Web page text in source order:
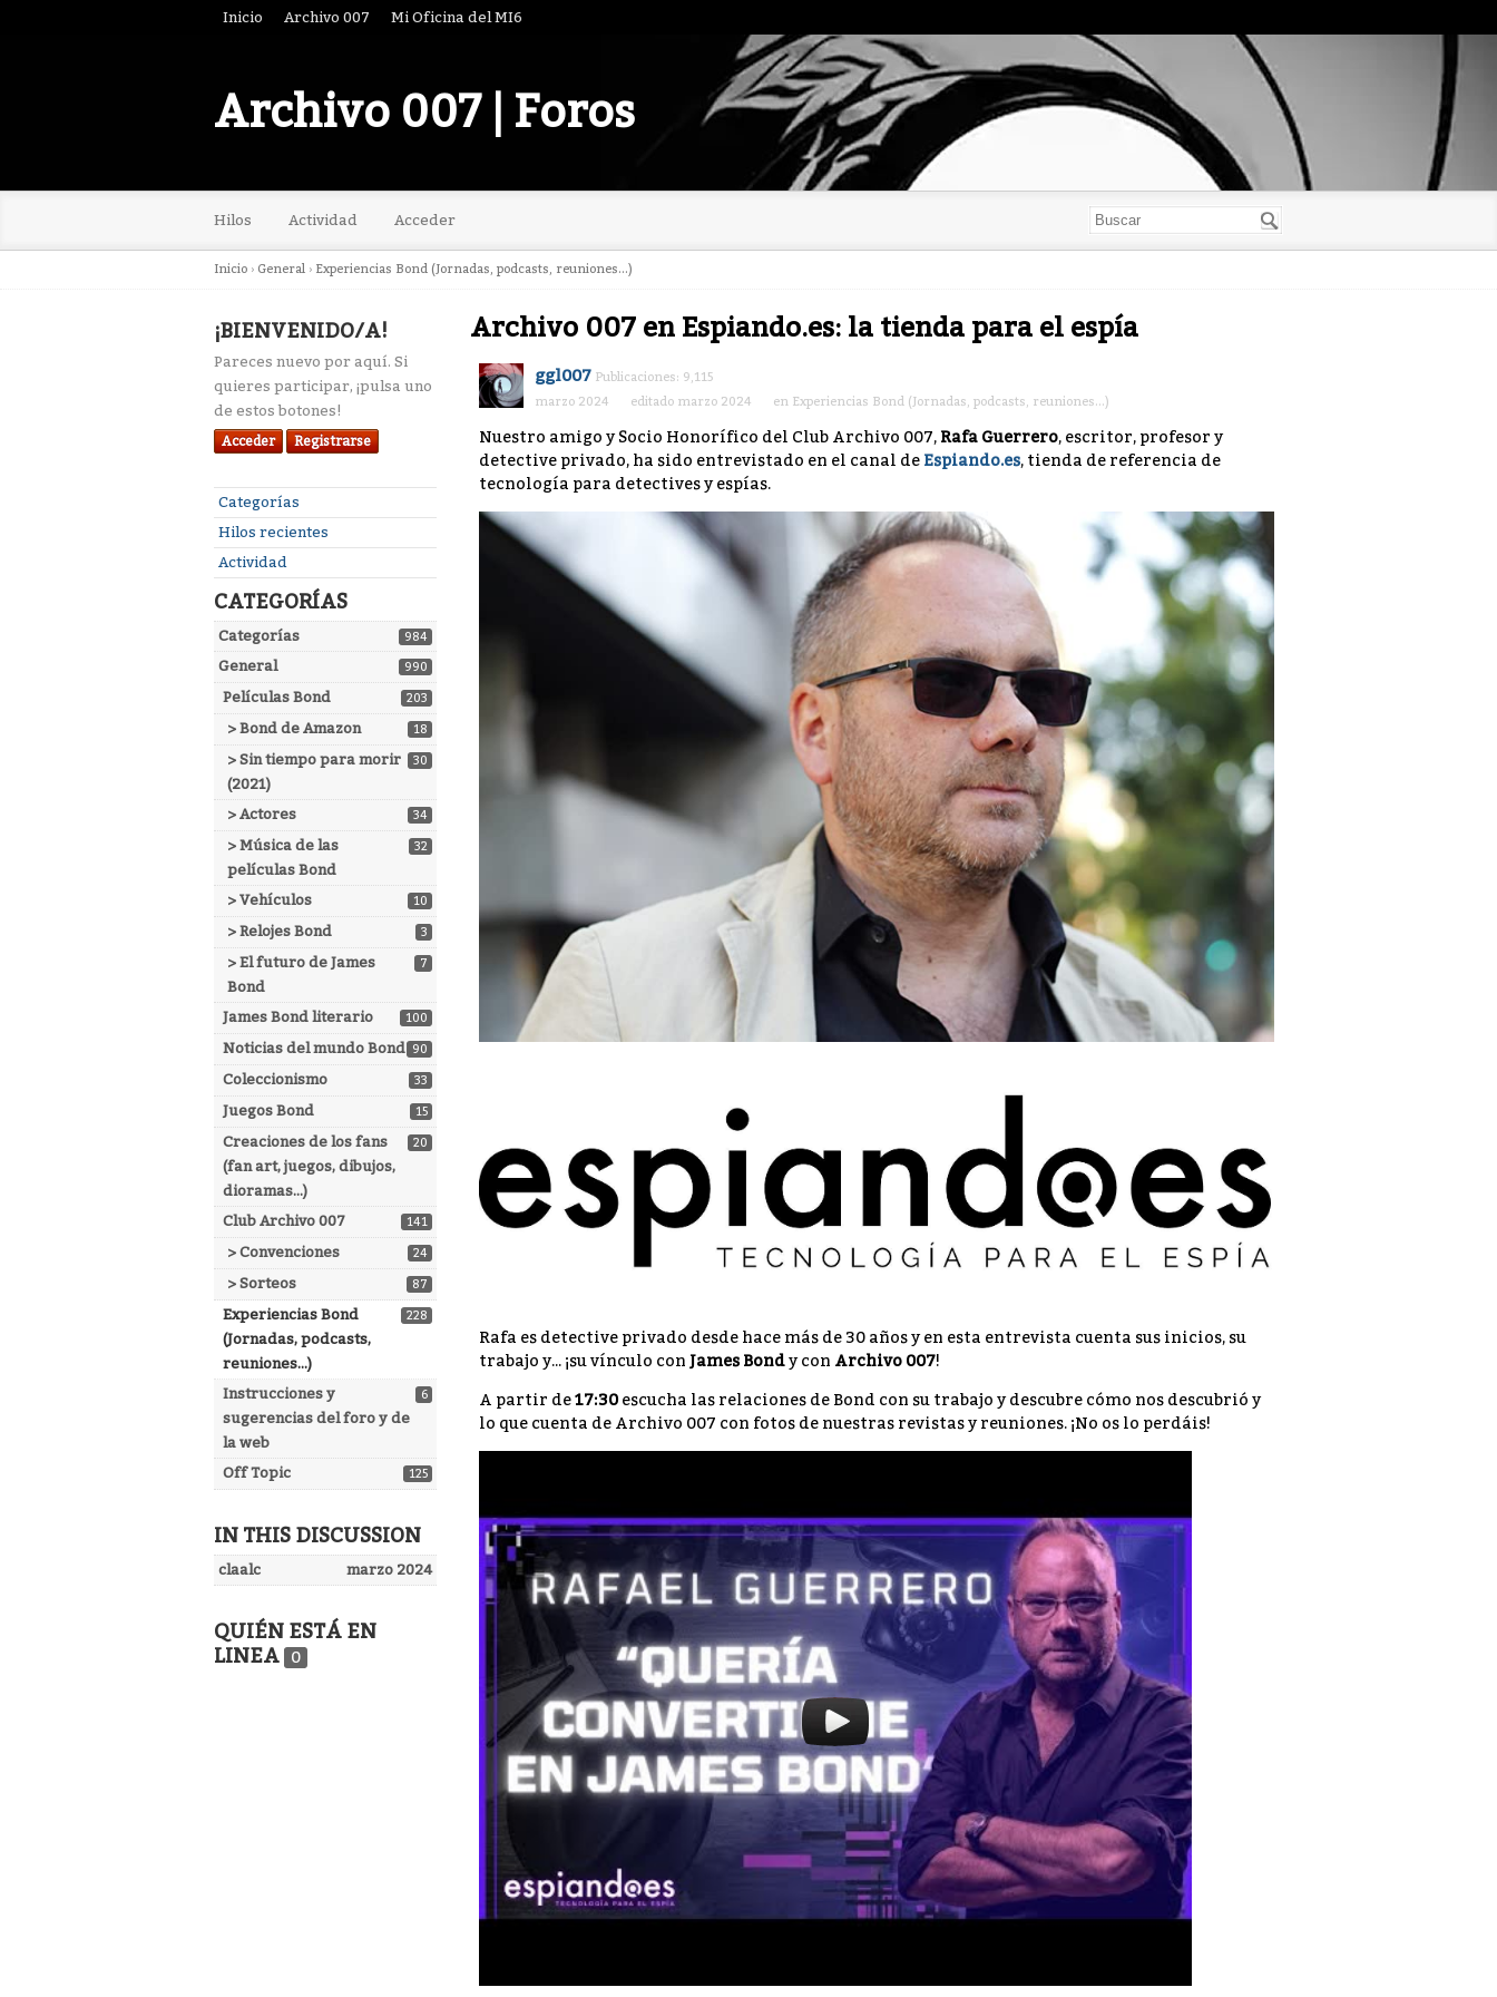
Inicio Archivo 007 Mi Oficina del MI6
Archivo 007 | Foros
Hilos Actividad Acceder
Inicio › General › Experiencias Bond (Jornadas, podcasts, reuniones...)
¡BIENVENIDO/A!
Pareces nuevo por aquí. Si
quieres participar, ¡pulsa uno
de estos botones!
Acceder Registrarse
Enlaces
rápidos
Categorías
Hilos recientes
Actividad
CATEGORÍAS
984
Categorías
990
General
203
Películas Bond
18
> Bond de Amazon
30
> Sin tiempo para morir
(2021)
34
> Actores
32
> Música de las
películas Bond
10
> Vehículos
3
> Relojes Bond
7
> El futuro de James
Bond
100
James Bond literario
90
Noticias del mundo Bond
33
Coleccionismo
15
Juegos Bond
20
Creaciones de los fans
(fan art, juegos, dibujos,
dioramas...)
141
Club Archivo 007
24
> Convenciones
87
> Sorteos
228
Experiencias Bond
(Jornadas, podcasts,
reuniones...)
6
Instrucciones y
sugerencias del foro y de
la web
125
Off Topic
IN THIS DISCUSSION
marzo 2024
claalc
QUIÉN ESTÁ EN
LINEA
0
Archivo 007 en Espiando.es: la tienda para el espía
ggl007 Publicaciones: 9,115
marzo 2024
editado marzo 2024 en Experiencias Bond (Jornadas, podcasts, reuniones...)
Nuestro amigo y Socio Honorífico del Club Archivo 007, Rafa Guerrero, escritor, profesor y
detective privado, ha sido entrevistado en el canal de Espiando.es, tienda de referencia de
tecnología para detectives y espías.
Rafa es detective privado desde hace más de 30 años y en esta entrevista cuenta sus inicios, su
trabajo y... ¡su vínculo con James Bondy con Archivo 007!
A partir de17:30 escucha las relaciones de Bond con su trabajo y descubre cómo nos descubrió y
lo que cuenta de Archivo 007 con fotos de nuestras revistas y reuniones. ¡No os lo perdáis!